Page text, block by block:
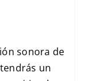
sonora de
un